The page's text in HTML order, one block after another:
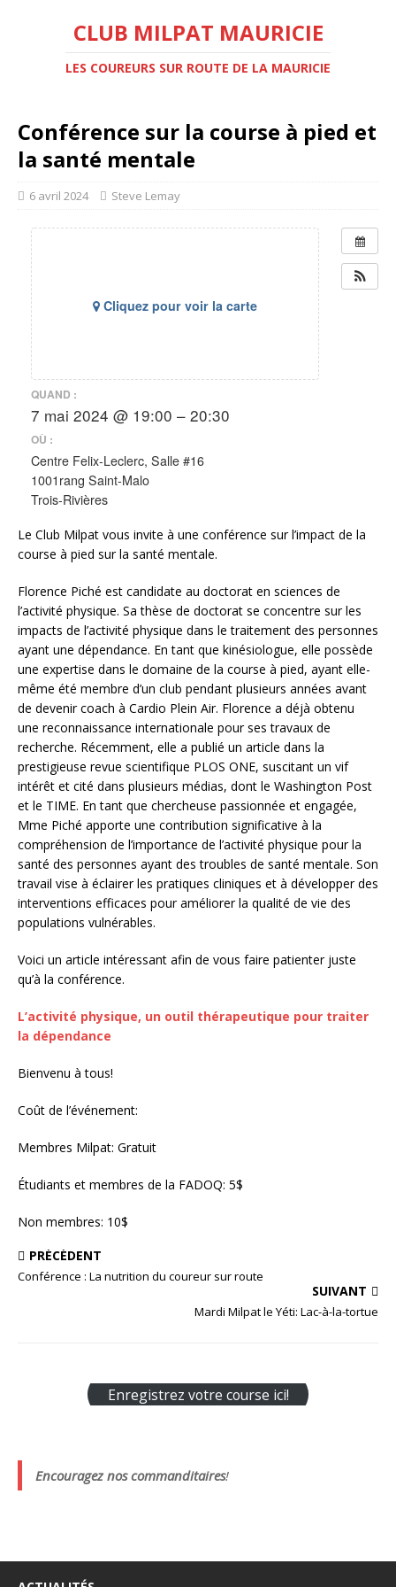
CLUB MILPAT MAURICIE
LES COUREURS SUR ROUTE DE LA MAURICIE
Conférence sur la course à pied et
la santé mentale
6 avril 2024 Steve Lemay
Cliquez pour voir la carte
QUAND :
7 mai 2024 @ 19:00 – 20:30
OÙ :
Centre Felix-Leclerc, Salle #16
1001rang Saint-Malo
Trois-Rivières
Le Club Milpat vous invite à une conférence sur l’impact de la
course à pied sur la santé mentale.
Florence Piché est candidate au doctorat en sciences de
l’activité physique. Sa thèse de doctorat se concentre sur les
impacts de l’activité physique dans le traitement des personnes
ayant une dépendance. En tant que kinésiologue, elle possède
une expertise dans le domaine de la course à pied, ayant elle-
même été membre d’un club pendant plusieurs années avant
de devenir coach à Cardio Plein Air. Florence a déjà obtenu
une reconnaissance internationale pour ses travaux de
recherche. Récemment, elle a publié un article dans la
prestigieuse revue scientifique PLOS ONE, suscitant un vif
intérêt et cité dans plusieurs médias, dont le Washington Post
et le TIME. En tant que chercheuse passionnée et engagée,
Mme Piché apporte une contribution significative à la
compréhension de l’importance de l’activité physique pour la
santé des personnes ayant des troubles de santé mentale. Son
travail vise à éclairer les pratiques cliniques et à développer des
interventions efficaces pour améliorer la qualité de vie des
populations vulnérables.
Voici un article intéressant afin de vous faire patienter juste
qu’à la conférence.
L’activité physique, un outil thérapeutique pour traiter
la dépendance
Bienvenu à tous!
Coût de l’événement:
Membres Milpat: Gratuit
Étudiants et membres de la FADOQ: 5$
Non membres: 10$
PRÉCÉDENT
Conférence : La nutrition du coureur sur route
SUIVANT
Mardi Milpat le Yéti: Lac-à-la-tortue
Enregistrez votre course ici!
Encouragez nos commanditaires!